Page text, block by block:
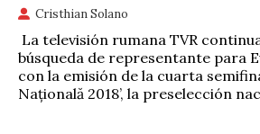
Cristhian Solano
La televisión rumana TVR
búsqueda de representante para
con la emisión de la cuarta
Națională 2018’, la preselección